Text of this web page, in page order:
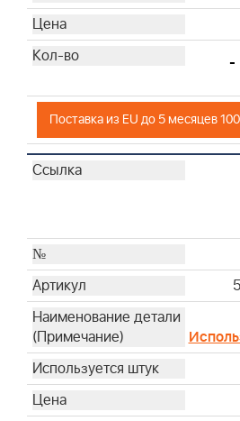
-
Поставка из EU до 5 месяцев